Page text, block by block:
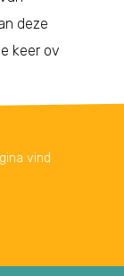
deze
keer ov
vind